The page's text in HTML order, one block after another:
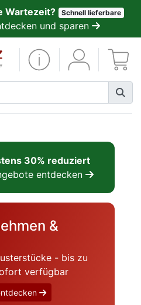
Wartezeit? Schnell lieferbare
und sparen
30% reduziert
entdecken
&
- bis zu
verfügbar